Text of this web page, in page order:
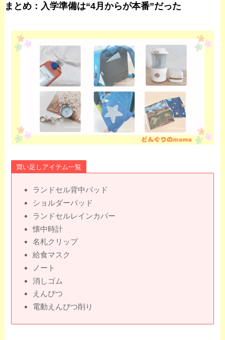
まとめ：入学準備は“4月からが本番”だった
買い足しアイテム一覧
ランドセル背中パッド
ショルダーパッド
ランドセルレインカバー
懐中時計
名札クリップ
給食マスク
ノート
消しゴム
えんぴつ
電動えんぴつ削り